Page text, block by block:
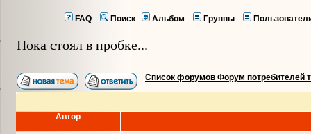
FAQ Поиск Альбом Группы
Пока стоял в пробке...
Список форумов Форум потребителей
Автор